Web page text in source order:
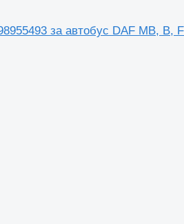
за автобус DAF MB, B,